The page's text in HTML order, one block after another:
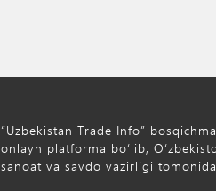
“Uzbekistan Trade Info”
onlayn platforma bo‘lib,
sanoat va savdo vazirligi